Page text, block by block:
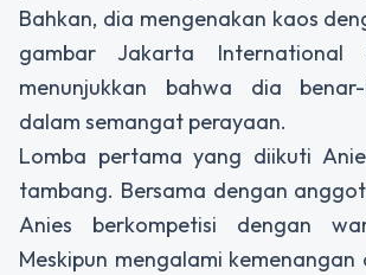
Bahkan, dia mengenakan kaos
gambar Jakarta International
menunjukkan bahwa dia
dalam semangat perayaan.
Lomba pertama yang diikuti
tambang. Bersama dengan
Anies berkompetisi dengan
Meskipun mengalami kemenangan